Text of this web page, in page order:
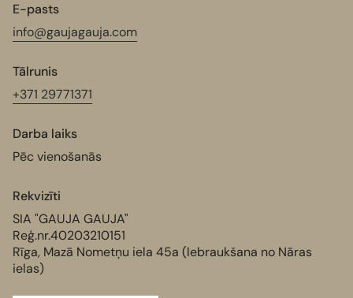
E-pasts
info@gaujagauja.com
Tālrunis
+371 29771371
Darba laiks
Pēc vienošanās
Rekvizīti
SIA "GAUJA GAUJA"
Reģ.nr.40203210151
Rīga, Mazā Nometņu iela 45a (Iebraukšana no Nāras
ielas)